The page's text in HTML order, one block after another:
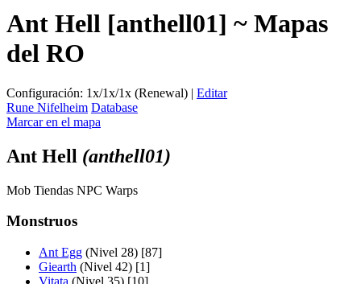
Ant Hell [anthell01] ~ Mapas
del RO
Configuración: 1x/1x/1x (Renewal) | Editar
Rune Nifelheim Database
Marcar en el mapa
Ant Hell (anthell01)
Mob Tiendas NPC Warps
Monstruos
Ant Egg (Nivel 28) [87]
Giearth (Nivel 42) [1]